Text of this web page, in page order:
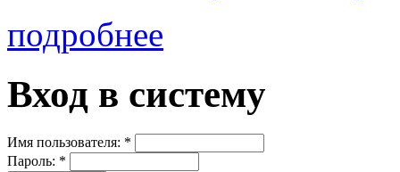
подробнее
Вход в систему
Имя пользователя: *
Пароль: *